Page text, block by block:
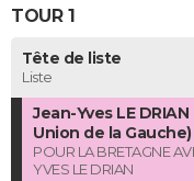
TOUR 1
Tête de liste
Liste
Jean-Yves LE
Union de la Gauche)
POUR LA BRETAGNE
YVES LE DRIAN